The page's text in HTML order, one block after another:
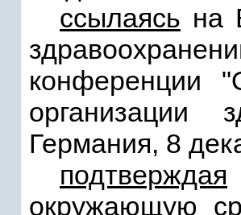
ссылаясь на
конференции
организации
Германия, 8
подтверждая
окружающую